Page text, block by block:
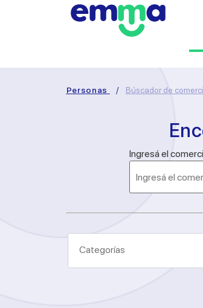
Personas / Búscador de
Ingresá el